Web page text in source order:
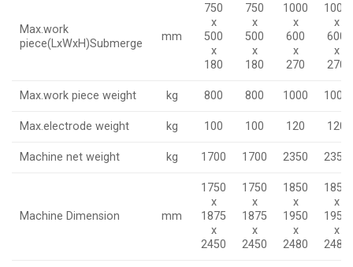
Max.work
piece(LxWxH)Submerge
mm
750
x
500
x
180
750
x
500
x
180
1000
x
600
x
270
1000
x
600
x
270
Max.work piece weight kg 800 800 1000 1000
Max.electrode weight kg 100 100 120 120
Machine net weight kg 1700 1700 2350 2350
Machine Dimension mm
1750
x
1875
x
2450
1750
x
1875
x
2450
1850
x
1950
x
2480
1850
x
1950
x
2480